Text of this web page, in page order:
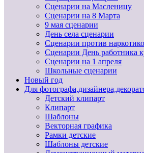
Сценарии на Масленицу
Сценарии на 8 Марта
9 мая сценарии
День села сценарии
Сценарии против
Сценарии День работника
Сценарии на 1 апреля
Школьные сценарии
Новый год
Для
Детский клипарт
Клипарт
Шаблоны
Векторная графика
Рамки детские
Шаблоны детские